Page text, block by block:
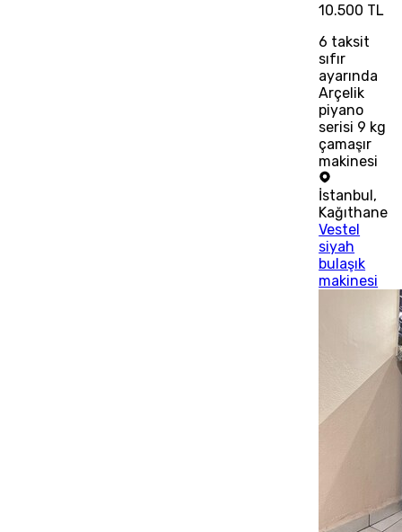
10.500 TL
6 taksit
sıfır
ayarında
Arçelik
piyano
serisi 9 kg
çamaşır
makinesi
İstanbul,
Kağıthane
Vestel
siyah
bulaşık
makinesi